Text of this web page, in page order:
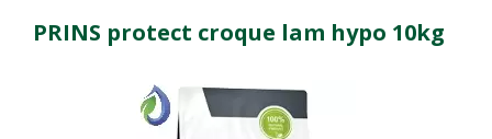
PRINS protect croque lam hypo 10kg